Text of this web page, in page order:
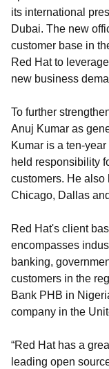
its international
Dubai. The new
customer base in
Red Hat to
new business
To further
Anuj Kumar as
Kumar is a ten-
held responsibility
customers. He
Chicago, Dallas
Red Hat's client
encompasses
banking,
customers in the
Bank PHB in
company in the
“Red Hat has a
leading open